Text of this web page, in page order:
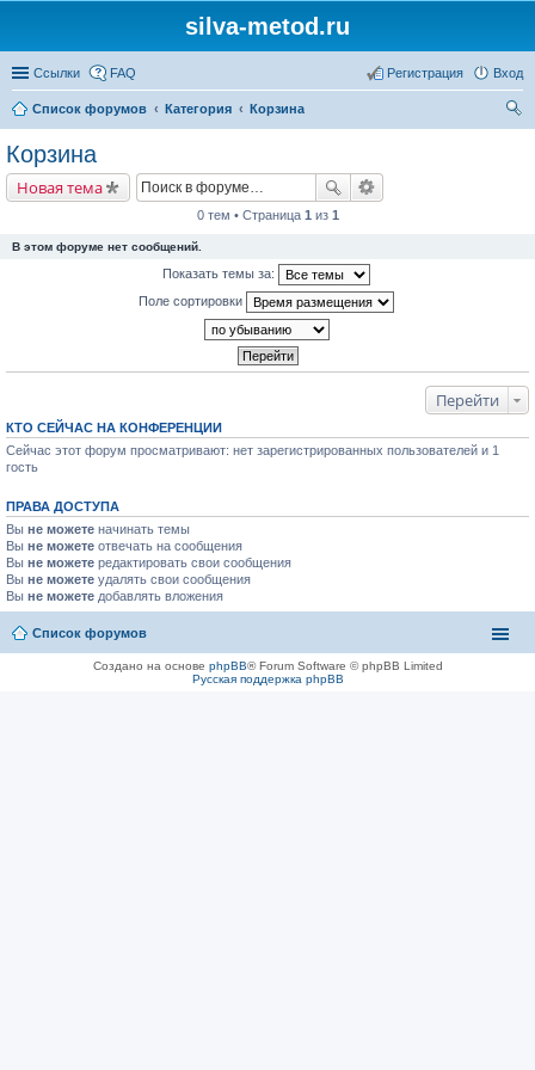
silva-metod.ru
Ссылки FAQ Вход
Регистрация
Список форумов Категория
Корзина
Корзина
Новая тема
0 тем • Страница 1 из 1
В этом форуме нет сообщений.
Показать темы за:
Поле сортировки
Перейти
КТО СЕЙЧАС НА КОНФЕРЕНЦИИ
Сейчас этот форум просматривают: нет зарегистрированных пользователей и 1
гость
ПРАВА ДОСТУПА
Вы не можете начинать темы
Вы не можете отвечать на сообщения
Вы не можете редактировать свои сообщения
Вы не можете удалять свои сообщения
Вы не можете добавлять вложения
Список форумов
Создано на основе phpBB® Forum Software © phpBB Limited
Русская поддержка phpBB